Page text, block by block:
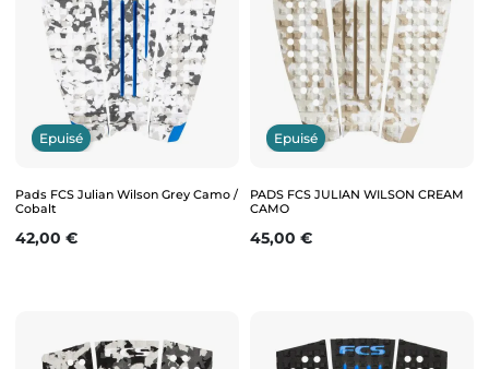
Epuisé
Pads FCS Julian Wilson Grey Camo /
Cobalt
Prix
42,00 €
Epuisé
PADS FCS JULIAN WILSON CREAM
CAMO
Prix
45,00 €